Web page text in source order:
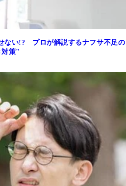
ない!? プロが解説するナフサ不足の
対策"